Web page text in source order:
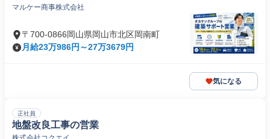
マルケー商事株式会社
〒700-0866岡山県岡山市北区岡南町
月給23万986円～27万3679円
気になる
正社員
地盤改良工事の営業